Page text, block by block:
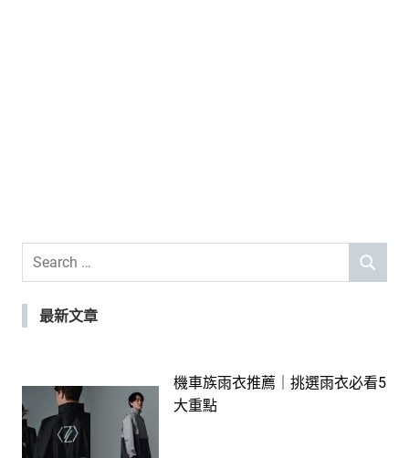
Search
SEARCH
最新文章
機車族雨衣推薦｜挑選雨衣必看5
大重點